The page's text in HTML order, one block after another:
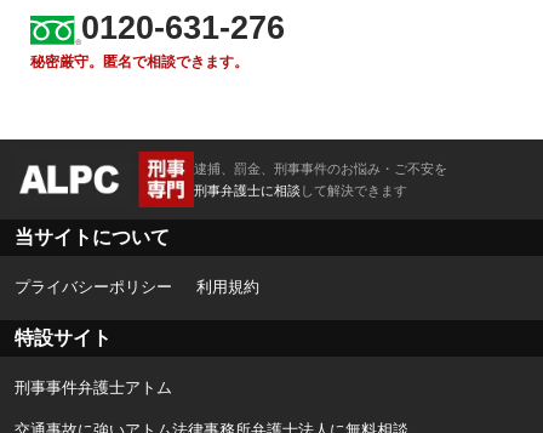
0120-631-276
秘密厳守。匿名で相談できます。
逮捕、罰金、刑事事件のお悩み・ご不安を
刑事弁護士に相談して解決できます
当サイトについて
プライバシーポリシー 利用規約
特設サイト
刑事事件弁護士アトム